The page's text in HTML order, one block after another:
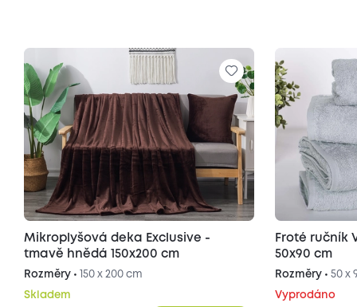
Mikroplyšová deka Exclusive -
tmavě hnědá 150x200 cm
Rozměry • 150 x 200 cm
Skladem
Froté ručník VERONA - světle šedý
50x90 cm
Rozměry •50 x
Vyprodáno